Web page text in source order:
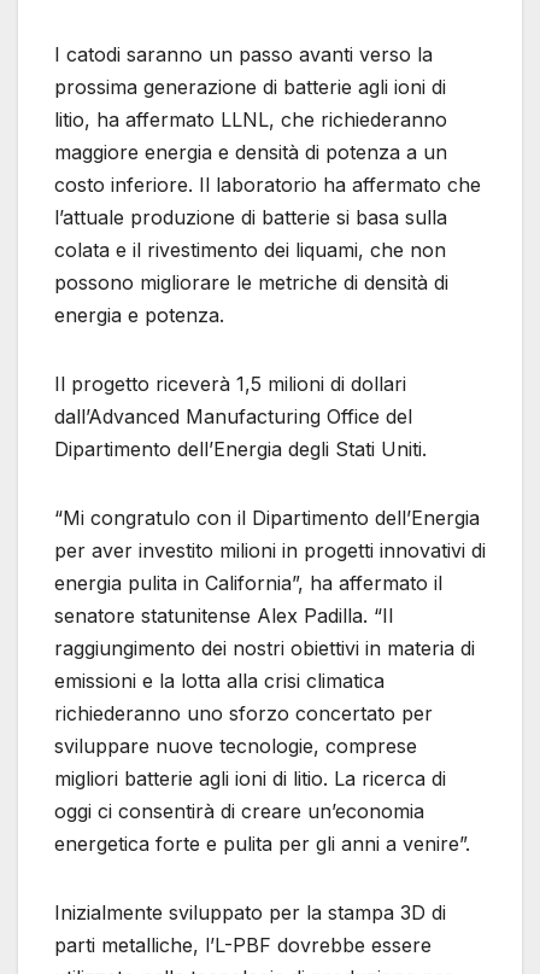
I catodi saranno un passo avanti verso la
prossima generazione di batterie agli ioni di
litio, ha affermato LLNL, che richiederanno
maggiore energia e densità di potenza a un
costo inferiore. Il laboratorio ha affermato che
l’attuale produzione di batterie si basa sulla
colata e il rivestimento dei liquami, che non
possono migliorare le metriche di densità di
energia e potenza.
Il progetto riceverà 1,5 milioni di dollari
dall’Advanced Manufacturing Office del
Dipartimento dell’Energia degli Stati Uniti.
“Mi congratulo con il Dipartimento dell’Energia
per aver investito milioni in progetti innovativi di
energia pulita in California”, ha affermato il
senatore statunitense Alex Padilla. “Il
raggiungimento dei nostri obiettivi in ​​materia di
emissioni e la lotta alla crisi climatica
richiederanno uno sforzo concertato per
sviluppare nuove tecnologie, comprese
migliori batterie agli ioni di litio. La ricerca di
oggi ci consentirà di creare un’economia
energetica forte e pulita per gli anni a venire”.
Inizialmente sviluppato per la stampa 3D di
parti metalliche, l’L-PBF dovrebbe essere